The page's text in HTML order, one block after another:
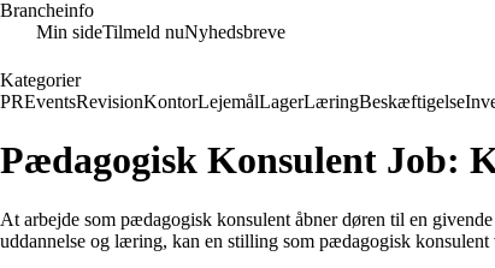
Brancheinfo
Min sideTilmeld nuNyhedsbreve
Kategorier
PREventsRevisionKontorLejemålLagerLæringBeskæftigelse
Pædagogisk Konsulent Job:
At arbejde som pædagogisk konsulent åbner døren til en
uddannelse og læring, kan en stilling som pædagogisk